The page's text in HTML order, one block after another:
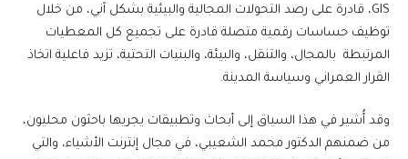
GIS، قادرة على رصد التحولات المجالية والبيئية بشكل آني، من خلال
توظيف حساسات رقمية متصلة قادرة على تجميع كل المعطيات
المرتبطة بالمجال، والتنقل، والبيئة، والبنيات التحتية، تزيد فاعلية اتخاذ
القرار العمراني وسياسة المدينة.
وقد أُشير في هذا السياق إلى أبحاث وتطبيقات يجريها باحثون محليون،
من ضمنهم الدكتور محمد الشعيبي، في مجال إنترنت الأشياء، والتي